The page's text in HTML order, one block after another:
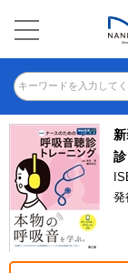
キーワードを入力して
発